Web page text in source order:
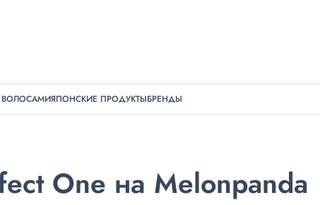
ВОЛОСАМИЯПОНСКИЕ ПРОДУКТЫБРЕНДЫ
One на Melonpanda